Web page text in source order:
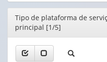
Editor
Tipo de plataforma de
principal [1/5]